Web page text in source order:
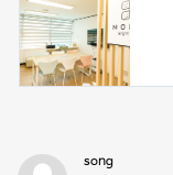
song